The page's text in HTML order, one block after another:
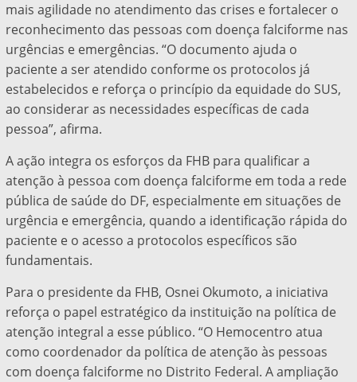
mais agilidade no atendimento das crises e fortalecer o
reconhecimento das pessoas com doença falciforme nas
urgências e emergências. “O documento ajuda o
paciente a ser atendido conforme os protocolos já
estabelecidos e reforça o princípio da equidade do SUS,
ao considerar as necessidades específicas de cada
pessoa”, afirma.
A ação integra os esforços da FHB para qualificar a
atenção à pessoa com doença falciforme em toda a rede
pública de saúde do DF, especialmente em situações de
urgência e emergência, quando a identificação rápida do
paciente e o acesso a protocolos específicos são
fundamentais.
Para o presidente da FHB, Osnei Okumoto, a iniciativa
reforça o papel estratégico da instituição na política de
atenção integral a esse público. “O Hemocentro atua
como coordenador da política de atenção às pessoas
com doença falciforme no Distrito Federal. A ampliação